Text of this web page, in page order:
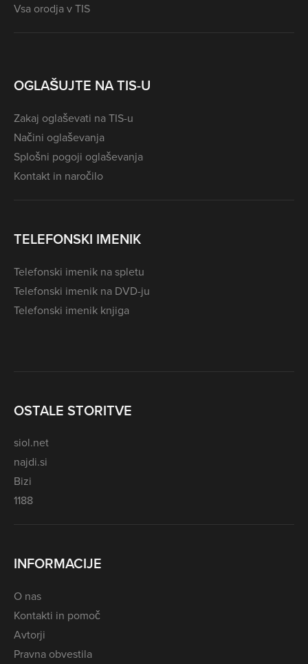
Vsa orodja v TIS
OGLAŠUJTE NA TIS-U
Zakaj oglaševati na TIS-u
Načini oglaševanja
Splošni pogoji oglaševanja
Kontakt in naročilo
TELEFONSKI IMENIK
Telefonski imenik na spletu
Telefonski imenik na DVD-ju
Telefonski imenik knjiga
OSTALE STORITVE
siol.net
najdi.si
Bizi
1188
INFORMACIJE
O nas
Kontakti in pomoč
Avtorji
Pravna obvestila